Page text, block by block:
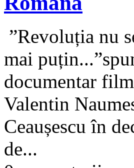
”Revoluția nu
mai
documentar
Valentin
Ceaușescu în
de...